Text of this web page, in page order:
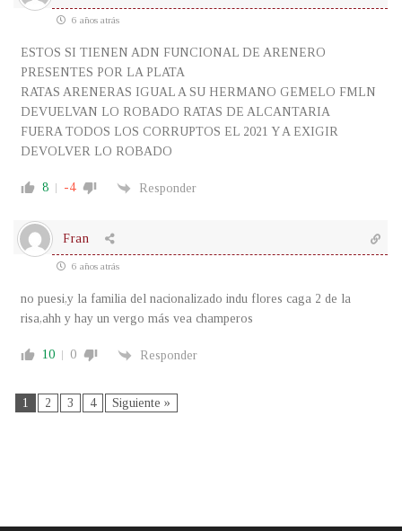
6 años atrás
ESTOS SI TIENEN ADN FUNCIONAL DE ARENERO
PRESENTES POR LA PLATA
RATAS ARENERAS IGUAL A SU HERMANO GEMELO FMLN
DEVUELVAN LO ROBADO RATAS DE ALCANTARIA
FUERA TODOS LOS CORRUPTOS EL 2021 Y A EXIGIR
DEVOLVER LO ROBADO
8 -4 Responder
Fran
6 años atrás
no puesi,y la familia del nacionalizado indu flores caga 2 de la
risa,ahh y hay un vergo más vea champeros
10 0 Responder
1 2 3 4 Siguiente »